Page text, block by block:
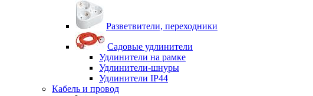
Разветвители, переходники
Садовые удлинители
Удлинители на рамке
Удлинители-шнуры
Удлинители IP44
Кабель и провод